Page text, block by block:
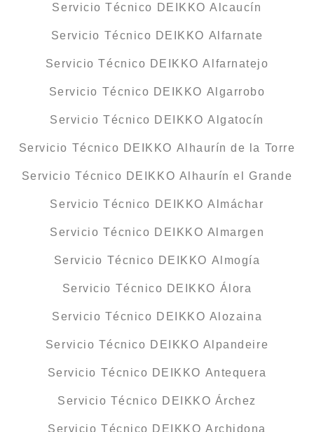
Servicio Técnico DEIKKO Alcaucín
Servicio Técnico DEIKKO Alfarnate
Servicio Técnico DEIKKO Alfarnatejo
Servicio Técnico DEIKKO Algarrobo
Servicio Técnico DEIKKO Algatocín
Servicio Técnico DEIKKO Alhaurín de la Torre
Servicio Técnico DEIKKO Alhaurín el Grande
Servicio Técnico DEIKKO Almáchar
Servicio Técnico DEIKKO Almargen
Servicio Técnico DEIKKO Almogía
Servicio Técnico DEIKKO Álora
Servicio Técnico DEIKKO Alozaina
Servicio Técnico DEIKKO Alpandeire
Servicio Técnico DEIKKO Antequera
Servicio Técnico DEIKKO Árchez
Servicio Técnico DEIKKO Archidona